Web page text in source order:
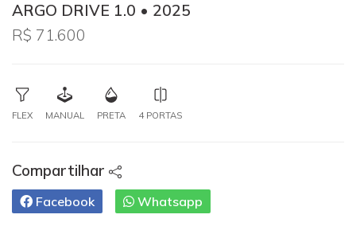
ARGO DRIVE 1.0 • 2025
R$ 71.600
FLEX MANUAL PRETA 4 PORTAS
Compartilhar
Facebook Whatsapp